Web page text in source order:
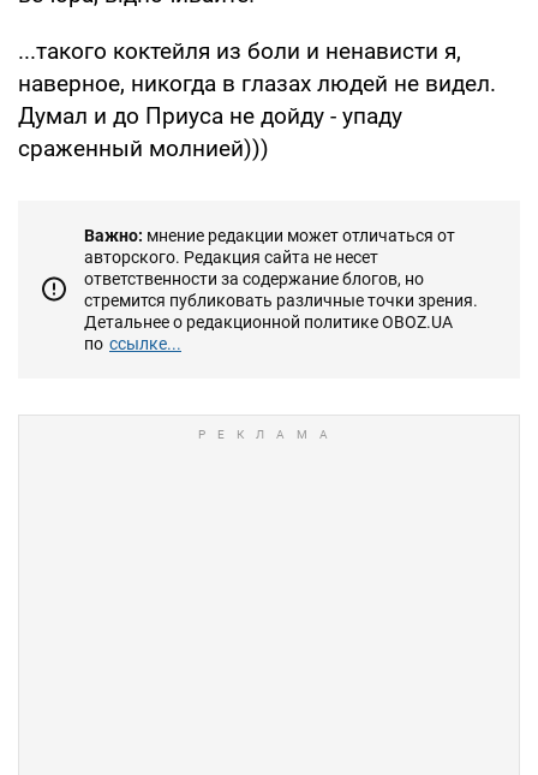
...такого коктейля из боли и ненависти я,
наверное, никогда в глазах людей не видел.
Думал и до Приуса не дойду - упаду
сраженный молнией)))
Важно: мнение редакции может отличаться от
авторского. Редакция сайта не несет
ответственности за содержание блогов, но
стремится публиковать различные точки зрения.
Детальнее о редакционной политике OBOZ.UA
по ссылке...